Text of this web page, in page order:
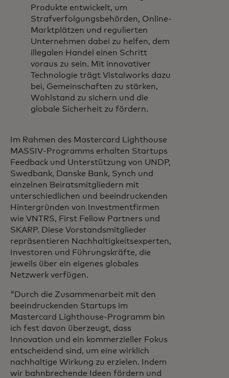
Produkte entwickelt, um
Strafverfolgungsbehörden, Online-
Marktplätzen und regulierten
Unternehmen dabei zu helfen, dem
illegalen Handel einen Schritt
voraus zu sein. Mit innovativer
Technologie trägt Vistalworks dazu
bei, Gemeinschaften zu stärken,
Wohlstand zu sichern und die
globale Sicherheit zu fördern.
Im Rahmen des Mastercard Lighthouse
MASSIV-Programms erhalten Startups
Feedback und Unterstützung von UNDP,
Swedbank, Danske Bank, Synch und
einzelnen Beiratsmitgliedern mit
unterschiedlichen und beeindruckenden
Hintergründen von Investmentfirmen
wie VNTRS, First Fellow Partners und
SKARP. Diese Vorstandsmitglieder
repräsentieren Nachhaltigkeitsexperten,
Investoren und Führungskräfte, die
jeweils über ein eigenes globales
Netzwerk verfügen.
"Durch die Zusammenarbeit mit den
beeindruckenden Startups im
Mastercard Lighthouse-Programm bin
ich fest davon überzeugt, dass
Innovation und ein kommerzieller Fokus
entscheidend sind, um eine wirklich
nachhaltige Wirkung zu erzielen. Indem
wir bahnbrechende Ideen fördern und